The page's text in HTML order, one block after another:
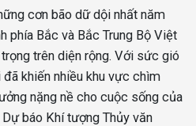
cơn bão dữ dội nhất năm
phía Bắc và Bắc Trung Bộ Việt
trên diện rộng. Với sức gió
đã khiến nhiều khu vực chìm
nặng nề cho cuộc sống của
báo Khí tượng Thủy văn